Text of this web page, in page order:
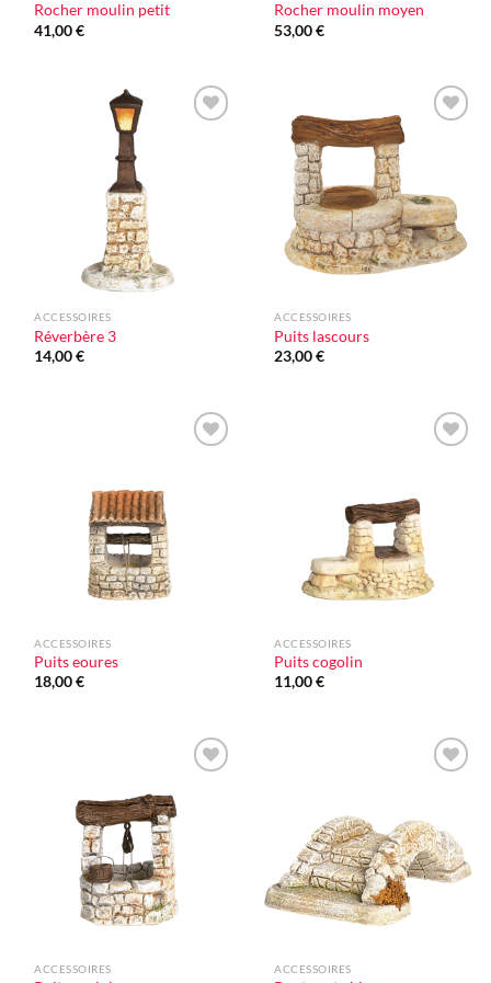
Rocher moulin petit
41,00€
Rocher moulin moyen
53,00€
ACCESSOIRES
Réverbère 3
14,00€
ACCESSOIRES
Puits lascours
23,00€
ACCESSOIRES
Puits eoures
18,00€
ACCESSOIRES
Puits cogolin
11,00€
ACCESSOIRES ACCESSOIRES